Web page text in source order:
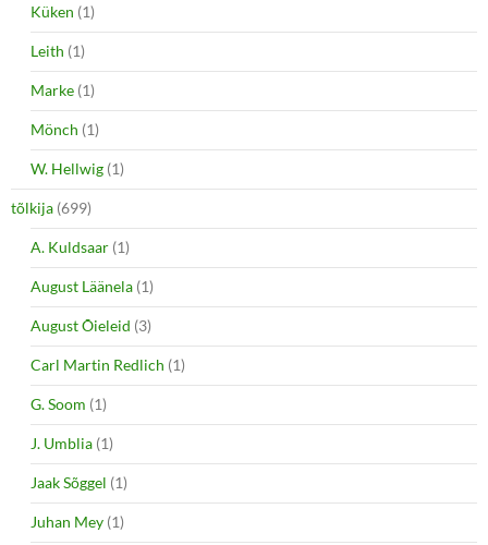
Küken (1)
Leith (1)
Marke (1)
Mönch (1)
W. Hellwig (1)
tõlkija (699)
A. Kuldsaar (1)
August Läänela (1)
August Õieleid (3)
Carl Martin Redlich (1)
G. Soom (1)
J. Umblia (1)
Jaak Sõggel (1)
Juhan Mey (1)